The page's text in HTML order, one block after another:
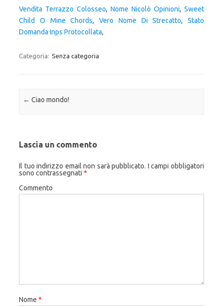
Vendita Terrazzo Colosseo, Nome Nicolò Opinioni, Sweet
Child O Mine Chords, Vero Nome Di Strecatto, Stato
Domanda Inps Protocollata,
Categoria: Senza categoria
Navigazione articolo
← Ciao mondo!
Lascia un commento
Il tuo indirizzo email non sarà pubblicato. I campi obbligatori
sono contrassegnati *
Commento
Nome *